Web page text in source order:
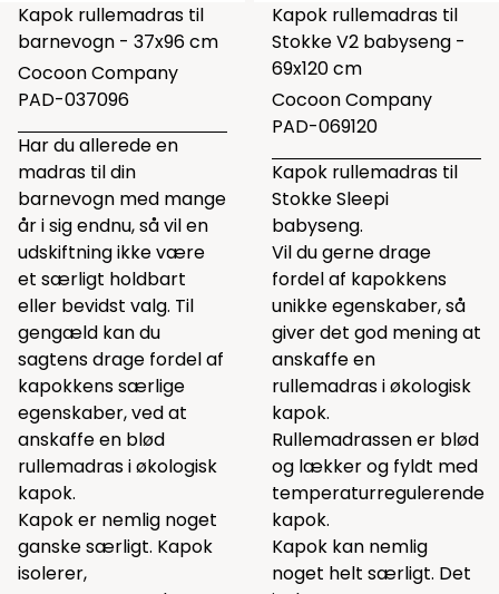
Kapok rullemadras til
barnevogn - 37x96 cm
Cocoon Company
PAD-037096
Har du allerede en
madras til din
barnevogn med mange
år i sig endnu, så vil en
udskiftning ikke være
et særligt holdbart
eller bevidst valg. Til
gengæld kan du
sagtens drage fordel af
kapokkens særlige
egenskaber, ved at
anskaffe en blød
rullemadras i økologisk
kapok.
Kapok er nemlig noget
ganske særligt. Kapok
isolerer,
Kapok rullemadras til
Stokke V2 babyseng -
69x120 cm
Cocoon Company
PAD-069120
Kapok rullemadras til
Stokke Sleepi
babyseng.
Vil du gerne drage
fordel af kapokkens
unikke egenskaber, så
giver det god mening at
anskaffe en
rullemadras i økologisk
kapok.
Rullemadrassen er blød
og lækker og fyldt med
temperaturregulerende
kapok.
Kapok kan nemlig
noget helt særligt. Det